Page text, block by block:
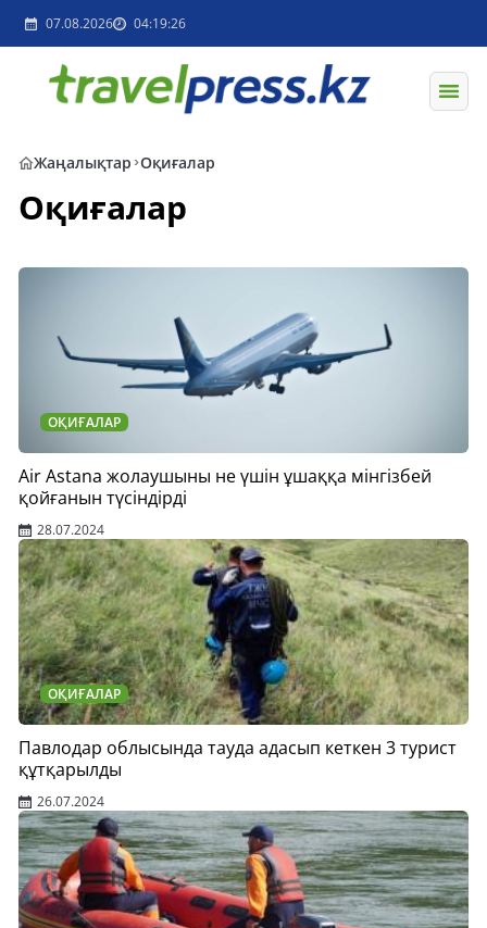
07.08.2026 04:19:26
Жаңалықтар Оқиғалар
Оқиғалар
ОҚИҒАЛАР
Air Astana жолаушыны не үшін ұшаққа мінгізбей
қойғанын түсіндірді
28.07.2024
ОҚИҒАЛАР
Павлодар облысында тауда адасып кеткен 3 турист
құтқарылды
26.07.2024